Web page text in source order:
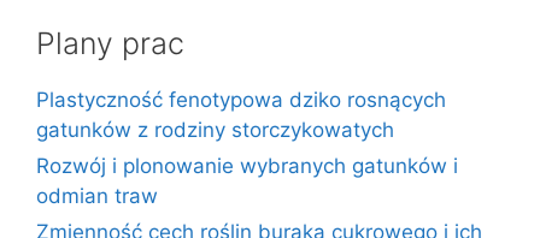
Plany prac
Plastyczność fenotypowa dziko rosnących
gatunków z rodziny storczykowatych
Rozwój i plonowanie wybranych gatunków i
odmian traw
Zmienność cech roślin buraka cukrowego i ich